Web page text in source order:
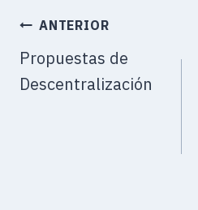
ANTERIOR
Propuestas de
Descentralización